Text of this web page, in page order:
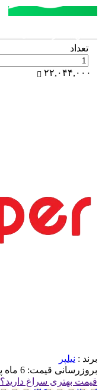
تعداد
۲۲,۰۴۴,۰۰۰
برند : نیلپر
بروزرسانی قیمت: 6 ماه پیش
قیمت بهتری سراغ دارید؟